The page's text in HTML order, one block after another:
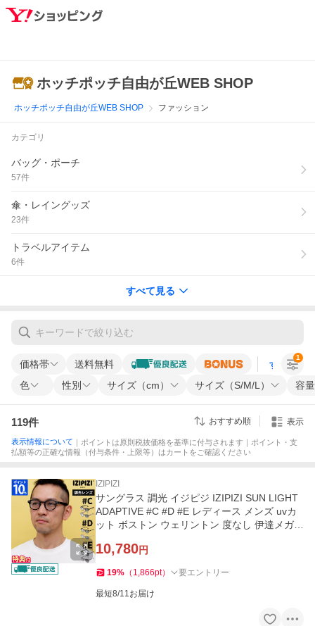
ホッチポッチ自由が丘WEB SHOP
ホッチポッチ自由が丘WEB SHOP ファッション
カテゴリ
バッグ・ポーチ
57件
傘・レイングッズ
23件
トラベルアイテム
6件
すべて見る
価格帯 送料無料 すべての条
色 性別 サイズ（cm） サイズ（S/M/L） 容
1
119件 おすすめ順 表示
表示情報について ｜ポイントは原則税抜価格を基準に付与されます｜ポイント・支
払額等の正確な情報（付与条件・上限等）はカートをご確認ください
IZIPIZI
サングラス 調光 イジピジ IZIPIZI SUN LIGHT
ADAPTIVE #C #D #E レディース メンズ uvカ
ット ボストン ウェリントン 度なし 伊達メガネ
10,780円
19% （ 1,866pt） 要エントリー
最短8/11お届け